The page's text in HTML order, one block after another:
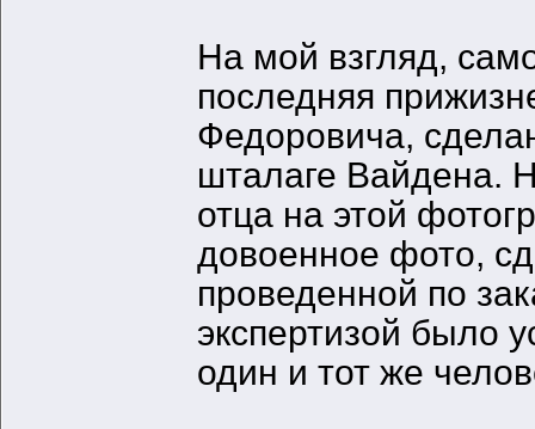
На мой взгляд,
последняя
Федоровича,
шталаге Вайдена.
отца на этой
довоенное фото,
проведенной по
экспертизой было
один и тот же